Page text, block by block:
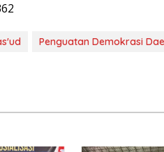
Penguatan Demokrasi